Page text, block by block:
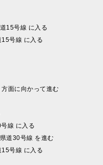
15号線 に入る
号線 に入る
面に向かって進む
線 に入る
道30号線 を進む
号線 に入る